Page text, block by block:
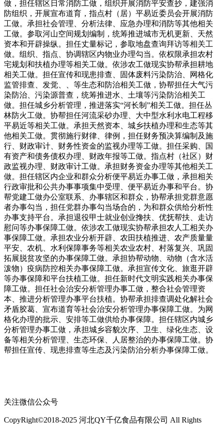
做，担任辖区日常消防工做，组织开展消防平安查抄，建强消
防组织，开展宣布道育，指点村（居）平易近委员会开展消防
工做。承担社会管理、分析法律、应急办理和消防等其他相关
工做。参取河山空间规划编制，统筹推进城市无机更新、天然
资本和开辟操纵。担任丈量标记，参取地盘查询拜访等相关工
做。组织、指点、协调辖区内物业办理勾当。依权限承担农村
宅规划和扶植办理等相关工做。依涉农工做现实协帮承担耕地
相关工做。担任宣传和现患排查、固体废料污染防治、网格化
监管排查、发觉、、等生态和防治相关工做，协帮担任大气污
染防治、污染源普查，统筹推进水、土壤等污染防治相关工
做。担任城乡分析管理，推进落实“河长制”相关工做。担任丛
林防火工做。协帮担任河流采砂办理、大中型水利水电工程移
平易近等相关工做。承担天然资本、城乡扶植办理和生态等其
他相关工做。贯彻施行财律、律例，担任财务预决算编制及施
行、财政审计、财务性资金的监视办理等工做。担任采购、国
有资产和债务债权办理、财政年报等工做。指点村（社区）财
政监视办理、财政审计工做。承担财务资金办理等其他相关工
做。担任辖区内企业和群众分析便平易近办事工做，承担相关
行政审批和公共办事事项集中受理、便平易近办事和平台。协
帮党建工做办公室联系、办事辖区和群众，协帮承担党群意愿
者办事勾当，担任党群办事勾当场合的，为和群众供给分析性
办事支持平台。承担退役甲士就业创业搀扶、优抚帮扶、走访
慰问等办事保障工做。依涉农工做现实协帮承担农人工相关办
事保障工做。承担农业分析开辟、农田扶植推进、农产质量量
平安、农机、水利保障事务等相关农业农村、村落复兴、巩固
拓展脱贫攻坚的办事保障工做。承担协帮动物、动物（含水活
泼物）疫病防控相关办事保障工做。承担宣传文化、旅逛开辟
等办事保障和平台扶植工做。担任新时代文明实践相关办事保
障工做。担任社会治安分析管理办事工做，整合社会管理资
本、推进分析管理办事平台扶植。协帮承担排查调处化解社会
矛盾胶葛、宣布道育等社会治安分析管理办事保障工做。为网
格化办理的批示、安排等工做供给办事保障。担任辖区内城乡
分析管理办事工做，承担城乡容貌次序、卫生、绿化生态、设
备等相关分析管理、生态环保、人居整治的办事保障工做。协
帮担任宣传、现患排查等生态及污染防治分析办事保障工做。
关注微信公众号
CopyRight©2018-2025 河北QY千亿食品有限公司 All Rights